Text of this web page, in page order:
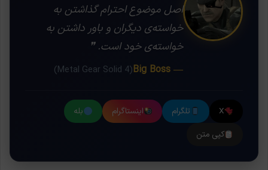
اصل موضوع احترام گذاشتن به
خواسته‌ی دیگران و باور داشتن به
خواسته‌ی خود است. ❞
— Big Boss
(Metal Gear Solid 4)
X تلگرام اینستاگرام
بله
کپی متن